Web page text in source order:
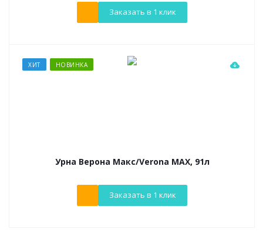
Заказать в 1 клик
ХИТ НОВИНКА
Урна Верона Макс/Verona MAX, 91л
Заказать в 1 клик